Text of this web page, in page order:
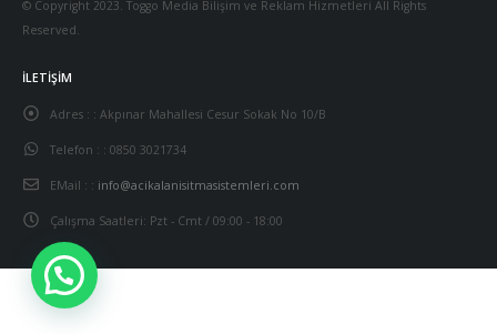
© Copyright 2023. Toggo Media Bilişim ve Reklam Hizmetleri All Rights
Reserved.
İLETIŞIM
Adres : : Akpınar Mahallesi Cesur Sokak No 10/B
Telefon : : 0850 3021734
EMail : : info@acikalanisitmasistemleri.com
Çalışma Saatleri: Pzt - Cmt / 09:00 - 18:00